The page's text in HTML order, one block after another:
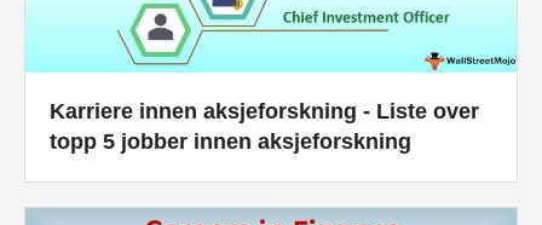
Karriere innen aksjeforskning - Liste over
topp 5 jobber innen aksjeforskning